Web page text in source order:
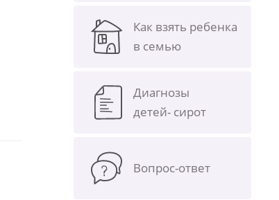
Как взять ребенка
в семью
Диагнозы
детей- сирот
Вопрос-ответ